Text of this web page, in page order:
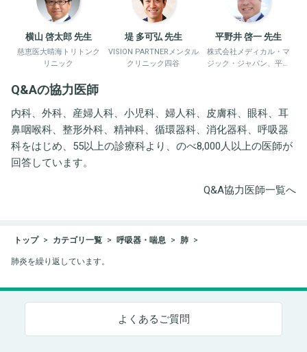
横山 啓太郎 先生
慈恵医大晴海トリトンク
リニック
堤 多可弘 先生
VISION PARTNERメンタル
クリニック四谷
平野井 啓一 先生
株式会社メディカル・マ
ジック・ジャパン、平野
Q&Aの協力医師
内科、外科、産婦人科、小児科、婦人科、皮膚科、眼科、耳
鼻咽喉科、整形外科、精神科、循環器科、消化器科、呼吸器
科をはじめ、55以上の診療科より、のべ8,000人以上の医師が
回答しています。
Q&A協力医師一覧へ
トップ カテゴリ一覧 呼吸器・喘息 肺
肺炎を繰り返しています。
よくあるご質問